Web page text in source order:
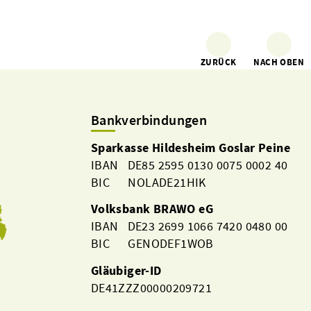
ZURÜCK NACH OBEN
Bankverbindungen
Sparkasse Hildesheim Goslar Peine
IBAN DE85 2595 0130 0075 0002 40
BIC NOLADE21HIK
Volksbank BRAWO eG
IBAN DE23 2699 1066 7420 0480 00
BIC GENODEF1WOB
Gläubiger-ID
DE41ZZZ00000209721